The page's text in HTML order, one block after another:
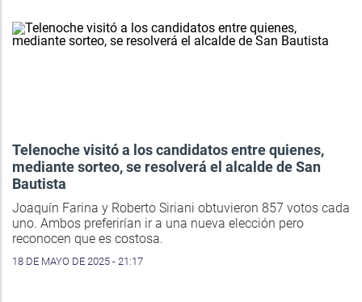
Telenoche visitó a los candidatos entre quienes,
mediante sorteo, se resolverá el alcalde de San
Bautista
Joaquín Farina y Roberto Siriani obtuvieron 857 votos cada
uno. Ambos preferirían ir a una nueva elección pero
reconocen que es costosa.
18 DE MAYO DE 2025 - 21:17